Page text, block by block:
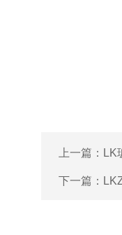
上一篇： LK
下一篇：